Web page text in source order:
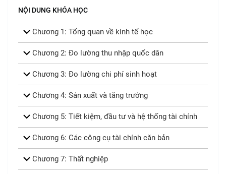
NỘI DUNG KHÓA HỌC
Chương 1: Tổng quan về kinh tế học
Chương 2: Đo lường thu nhập quốc dân
Chương 3: Đo lường chi phí sinh hoạt
Chương 4: Sản xuất và tăng trưởng
Chương 5: Tiết kiệm, đầu tư và hệ thống tài chính
Chương 6: Các công cụ tài chính căn bản
Chương 7: Thất nghiệp